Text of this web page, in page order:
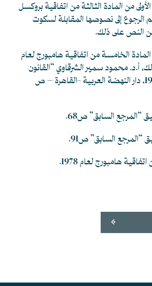
الأولى من المادة الثالثة من اتفاقية بروكسل
حيث تم الرجوع إلى نصوصها المقابلة لسكوت
النص على ذلك.
المادة الخامسة من اتفاقية هامبورج لعام
ذلك، أ.د. محمود سمير الشرقاوي “القانون
البحري” طبعة 1993، دار النهضة العربية -القاهرة – ص